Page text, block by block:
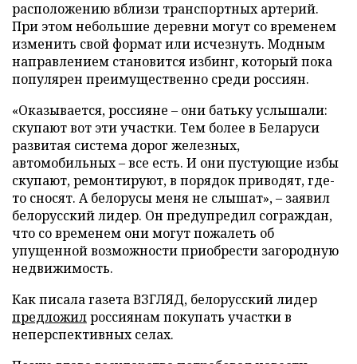
расположению вблизи транспортных артерий.
При этом небольшие деревни могут со временем
изменить свой формат или исчезнуть. Модным
направлением становится избинг, который пока
популярен преимущественно среди россиян.
«Оказывается, россияне – они батьку услышали:
скупают вот эти участки. Тем более в Беларуси
развитая система дорог железных,
автомобильных – все есть. И они пустующие избы
скупают, ремонтируют, в порядок приводят, где-
то сносят. А белорусы меня не слышат», – заявил
белорусский лидер. Он предупредил сограждан,
что со временем они могут пожалеть об
упущенной возможности приобрести загородную
недвижимость.
Как писала газета ВЗГЛЯД, белорусский лидер
предложилроссиянам покупать участки в
неперспективных селах.